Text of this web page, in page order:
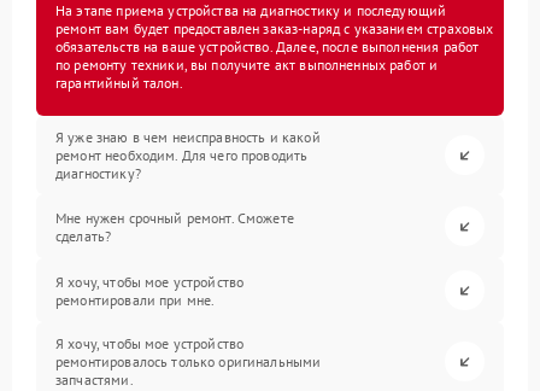
На этапе приема устройства на диагностику и последующий
ремонт вам будет предоставлен заказ-наряд с указанием страховых
обязательств на ваше устройство. Далее, после выполнения работ
по ремонту техники, вы получите акт выполненных работ и
гарантийный талон.
Я уже знаю в чем неисправность и какой
ремонт необходим. Для чего проводить
диагностику?
Мне нужен срочный ремонт. Сможете
сделать?
Я хочу, чтобы мое устройство
ремонтировали при мне.
Я хочу, чтобы мое устройство
ремонтировалось только оригинальными
запчастями.